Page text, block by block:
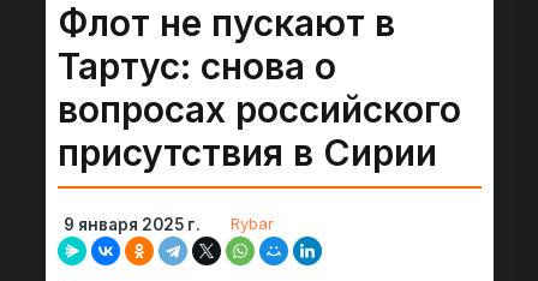
Флот не пускают в
Тартус: снова о
вопросах российского
присутствия в Сирии
9 января 2025 г. Rybar